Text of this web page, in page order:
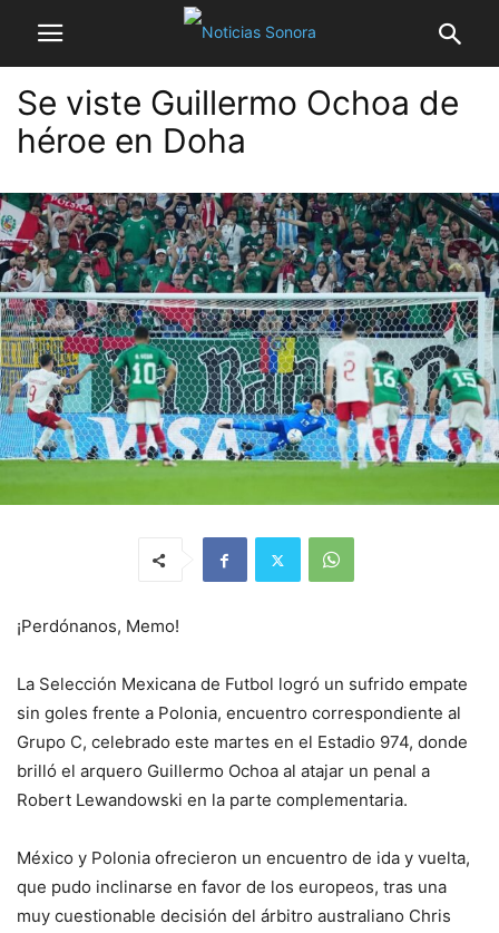
Se viste Guillermo Ochoa de
héroe en Doha
¡Perdónanos, Memo!
La Selección Mexicana de Futbol logró un sufrido empate
sin goles frente a Polonia, encuentro correspondiente al
Grupo C, celebrado este martes en el Estadio 974, donde
brilló el arquero Guillermo Ochoa al atajar un penal a
Robert Lewandowski en la parte complementaria.
México y Polonia ofrecieron un encuentro de ida y vuelta,
que pudo inclinarse en favor de los europeos, tras una
muy cuestionable decisión del árbitro australiano Chris